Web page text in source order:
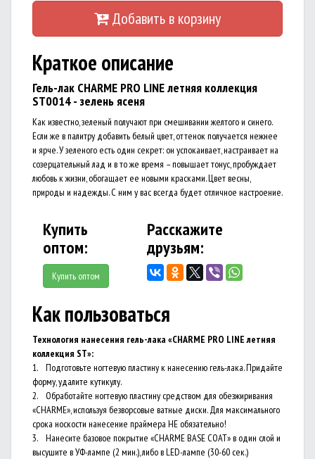
Добавить в корзину
Краткое описание
Гель-лак CHARME PRO LINE летняя коллекция
ST0014 - зелень ясеня
Как известно, зеленый получают при смешивании желтого и синего.
Если же в палитру добавить белый цвет, оттенок получается нежнее
и ярче. У зеленого есть один секрет: он успокаивает, настраивает на
созерцательный лад и в то же время – повышает тонус, пробуждает
любовь к жизни, обогащает ее новыми красками. Цвет весны,
природы и надежды. С ним у вас всегда будет отличное настроение.
Купить
оптом:
Купить оптом
Расскажите
друзьям:
Как пользоваться
Технология нанесения гель-лака «CHARME PRO LINE летняя
коллекция ST»:
1. Подготовьте ногтевую пластину к нанесению гель-лака. Придайте
форму, удалите кутикулу.
2. Обработайте ногтевую пластину средством для обезжиривания
«CHARME», используя безворсовые ватные диски. Для максимального
срока носкости нанесение праймера НЕ обязательно!
3. Нанесите базовое покрытие «CHARME BASE COAT» в один слой и
высушите в УФ-лампе (2 мин.), либо в LED-лампе (30-60 сек.)